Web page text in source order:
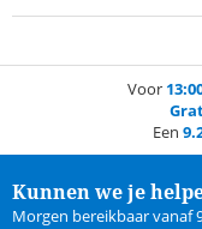
Voor
Een
Kunnen we je
Morgen bereikbaar vanaf